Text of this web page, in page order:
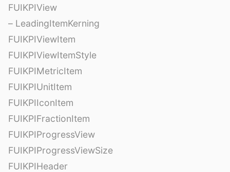
FUIKPIView
– LeadingItemKerning
FUIKPIViewItem
FUIKPIViewItemStyle
FUIKPIMetricItem
FUIKPIUnitItem
FUIKPIIconItem
FUIKPIFractionItem
FUIKPIProgressView
FUIKPIProgressViewSize
FUIKPIHeader